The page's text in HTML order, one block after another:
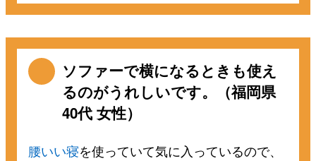
ソファーで横になるときも使え
るのがうれしいです。（福岡県
40代 女性）
腰いい寝を使っていて気に入っているので、